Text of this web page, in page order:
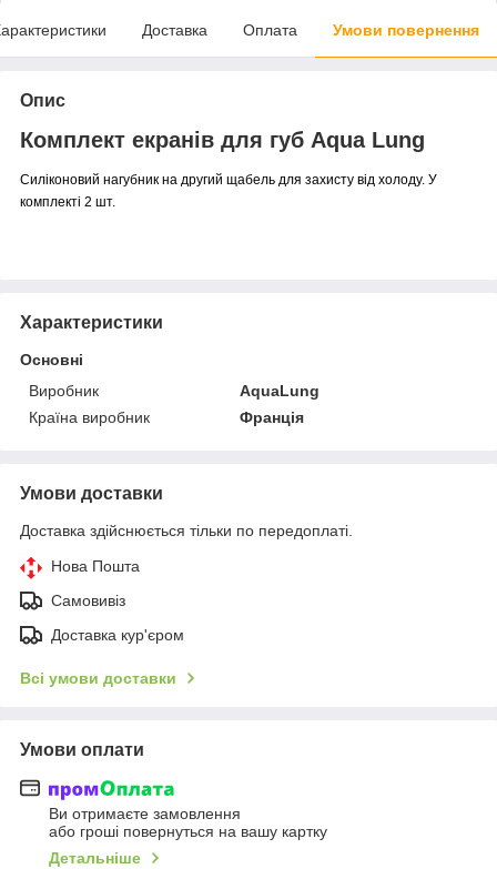
Доставка Оплата Умови повернення
Опис
Комплект екранів для губ Aqua Lung
Силіконовий нагубник на другий щабель для захисту від холоду. У
комплекті 2 шт.
Характеристики
Основні
Виробник
AquaLung
Країна виробник
Франція
Умови доставки
Доставка здійснюється тільки по передоплаті.
Нова Пошта
Самовивіз
Доставка кур'єром
Всі умови доставки
Умови оплати
Ви отримаєте замовлення
або гроші повернуться на вашу картку
Детальніше